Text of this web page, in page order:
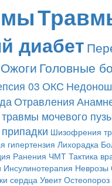
диабет
Ожоги Головные
03 ОКС
Отравления
травмы мочевого
Шизофрения
гипертензия Лихорадка
Ранения ЧМТ Тактика
Инсулинотерапия Неврозы
сердцаУвеит Остеопороз